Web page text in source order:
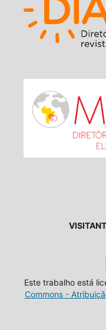
Este trabalho está
Commons -